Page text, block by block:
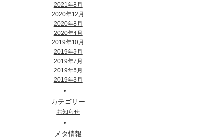
2021年8月
2020年12月
2020年8月
2020年4月
2019年10月
2019年9月
2019年7月
2019年6月
2019年3月
カテゴリー
お知らせ
メタ情報